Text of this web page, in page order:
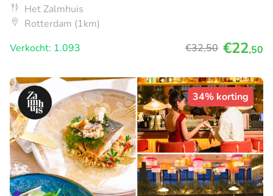
Het Zalmhuis
Rotterdam (1km)
Verkocht: 1.093
€32,50 €22,50
34% korting